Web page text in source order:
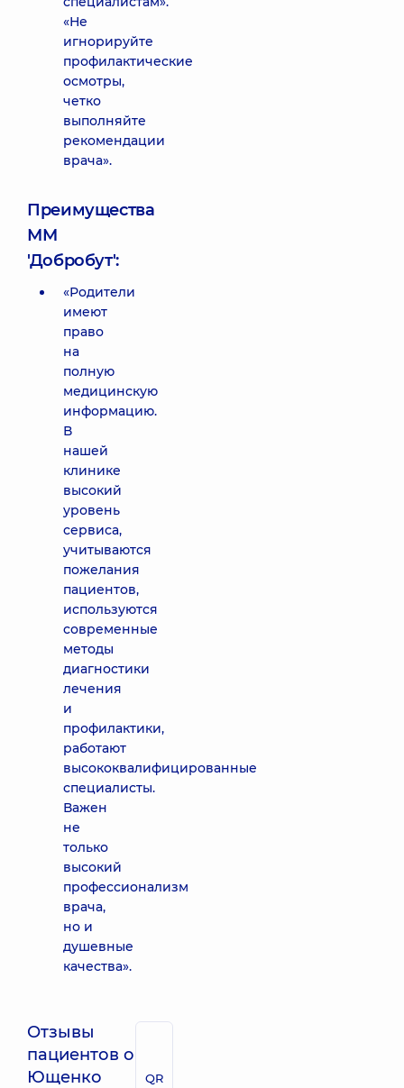
«Не
игнорируйте
профилактические
осмотры,
четко
выполняйте
рекомендации
врача».
Преимущества
ММ
'Добробут':
«Родители
имеют
право
на
полную
медицинскую
информацию.
В
нашей
клинике
высокий
уровень
сервиса,
учитываются
пожелания
пациентов,
используются
современные
методы
диагностики
лечения
и
профилактики,
работают
высококвалифицированные
специалисты.
Важен
не
только
высокий
профессионализм
врача,
но и
душевные
качества».
Отзывы
пациентов о
Ющенко
QR